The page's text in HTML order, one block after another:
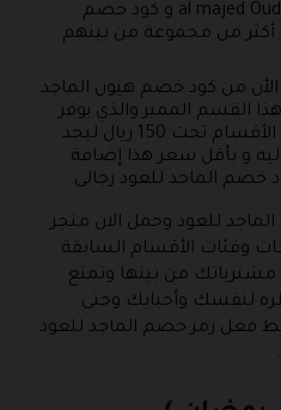
الترويجية مثل كود خصم al majed Oud و كود خصم
أكثر من مجموعة من بينهم
من كود خصم هيون الماجد
القسم المميز والذي يوفر
فئات المنتجات من جميع الأقسام تحت 150 ريال ليجد
إليه و بأقل سعر هذا إضافة
خصم الماجد للعود رجالى.
للعود وحمل الان متجر
وفئات الأقسام السابقة
من بينها وتمتع
لنفسك وأحبابك وحتى
فعل رمز خصم الماجد للعود